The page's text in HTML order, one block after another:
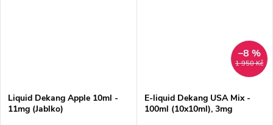
Liquid Dekang Apple 10ml -
11mg (Jablko)
1 950 Kč
–8 %
E-liquid Dekang USA Mix -
100ml (10x10ml), 3mg